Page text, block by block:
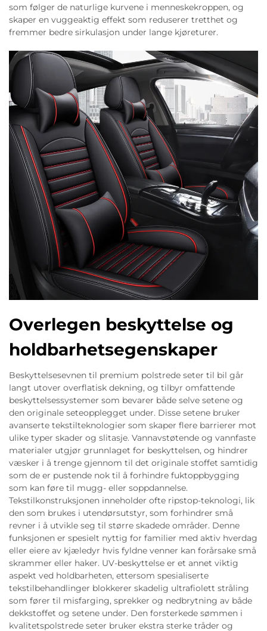
som følger de naturlige kurvene i menneskekroppen, og
skaper en vuggeaktig effekt som reduserer tretthet og
fremmer bedre sirkulasjon under lange kjøreturer.
Overlegen beskyttelse og
holdbarhetsegenskaper
Beskyttelsesevnen til premium polstrede seter til bil går
langt utover overflatisk dekning, og tilbyr omfattende
beskyttelsessystemer som bevarer både selve setene og
den originale seteopplegget under. Disse setene bruker
avanserte tekstilteknologier som skaper flere barrierer mot
ulike typer skader og slitasje. Vannavstøtende og vannfaste
materialer utgjør grunnlaget for beskyttelsen, og hindrer
væsker i å trenge gjennom til det originale stoffet samtidig
som de er pustende nok til å forhindre fuktoppbygging
som kan føre til mugg- eller soppdannelse.
Tekstilkonstruksjonen inneholder ofte ripstop-teknologi, lik
den som brukes i utendørsutstyr, som forhindrer små
revner i å utvikle seg til større skadede områder. Denne
funksjonen er spesielt nyttig for familier med aktiv hverdag
eller eiere av kjæledyr hvis fyldne venner kan forårsake små
skrammer eller haker. UV-beskyttelse er et annet viktig
aspekt ved holdbarheten, ettersom spesialiserte
tekstilbehandlinger blokkerer skadelig ultrafiolett stråling
som fører til misfarging, sprekker og nedbrytning av både
dekkstoffet og setene under. Den forsterkede sømmen i
kvalitetspolstrede seter bruker ekstra sterke tråder og